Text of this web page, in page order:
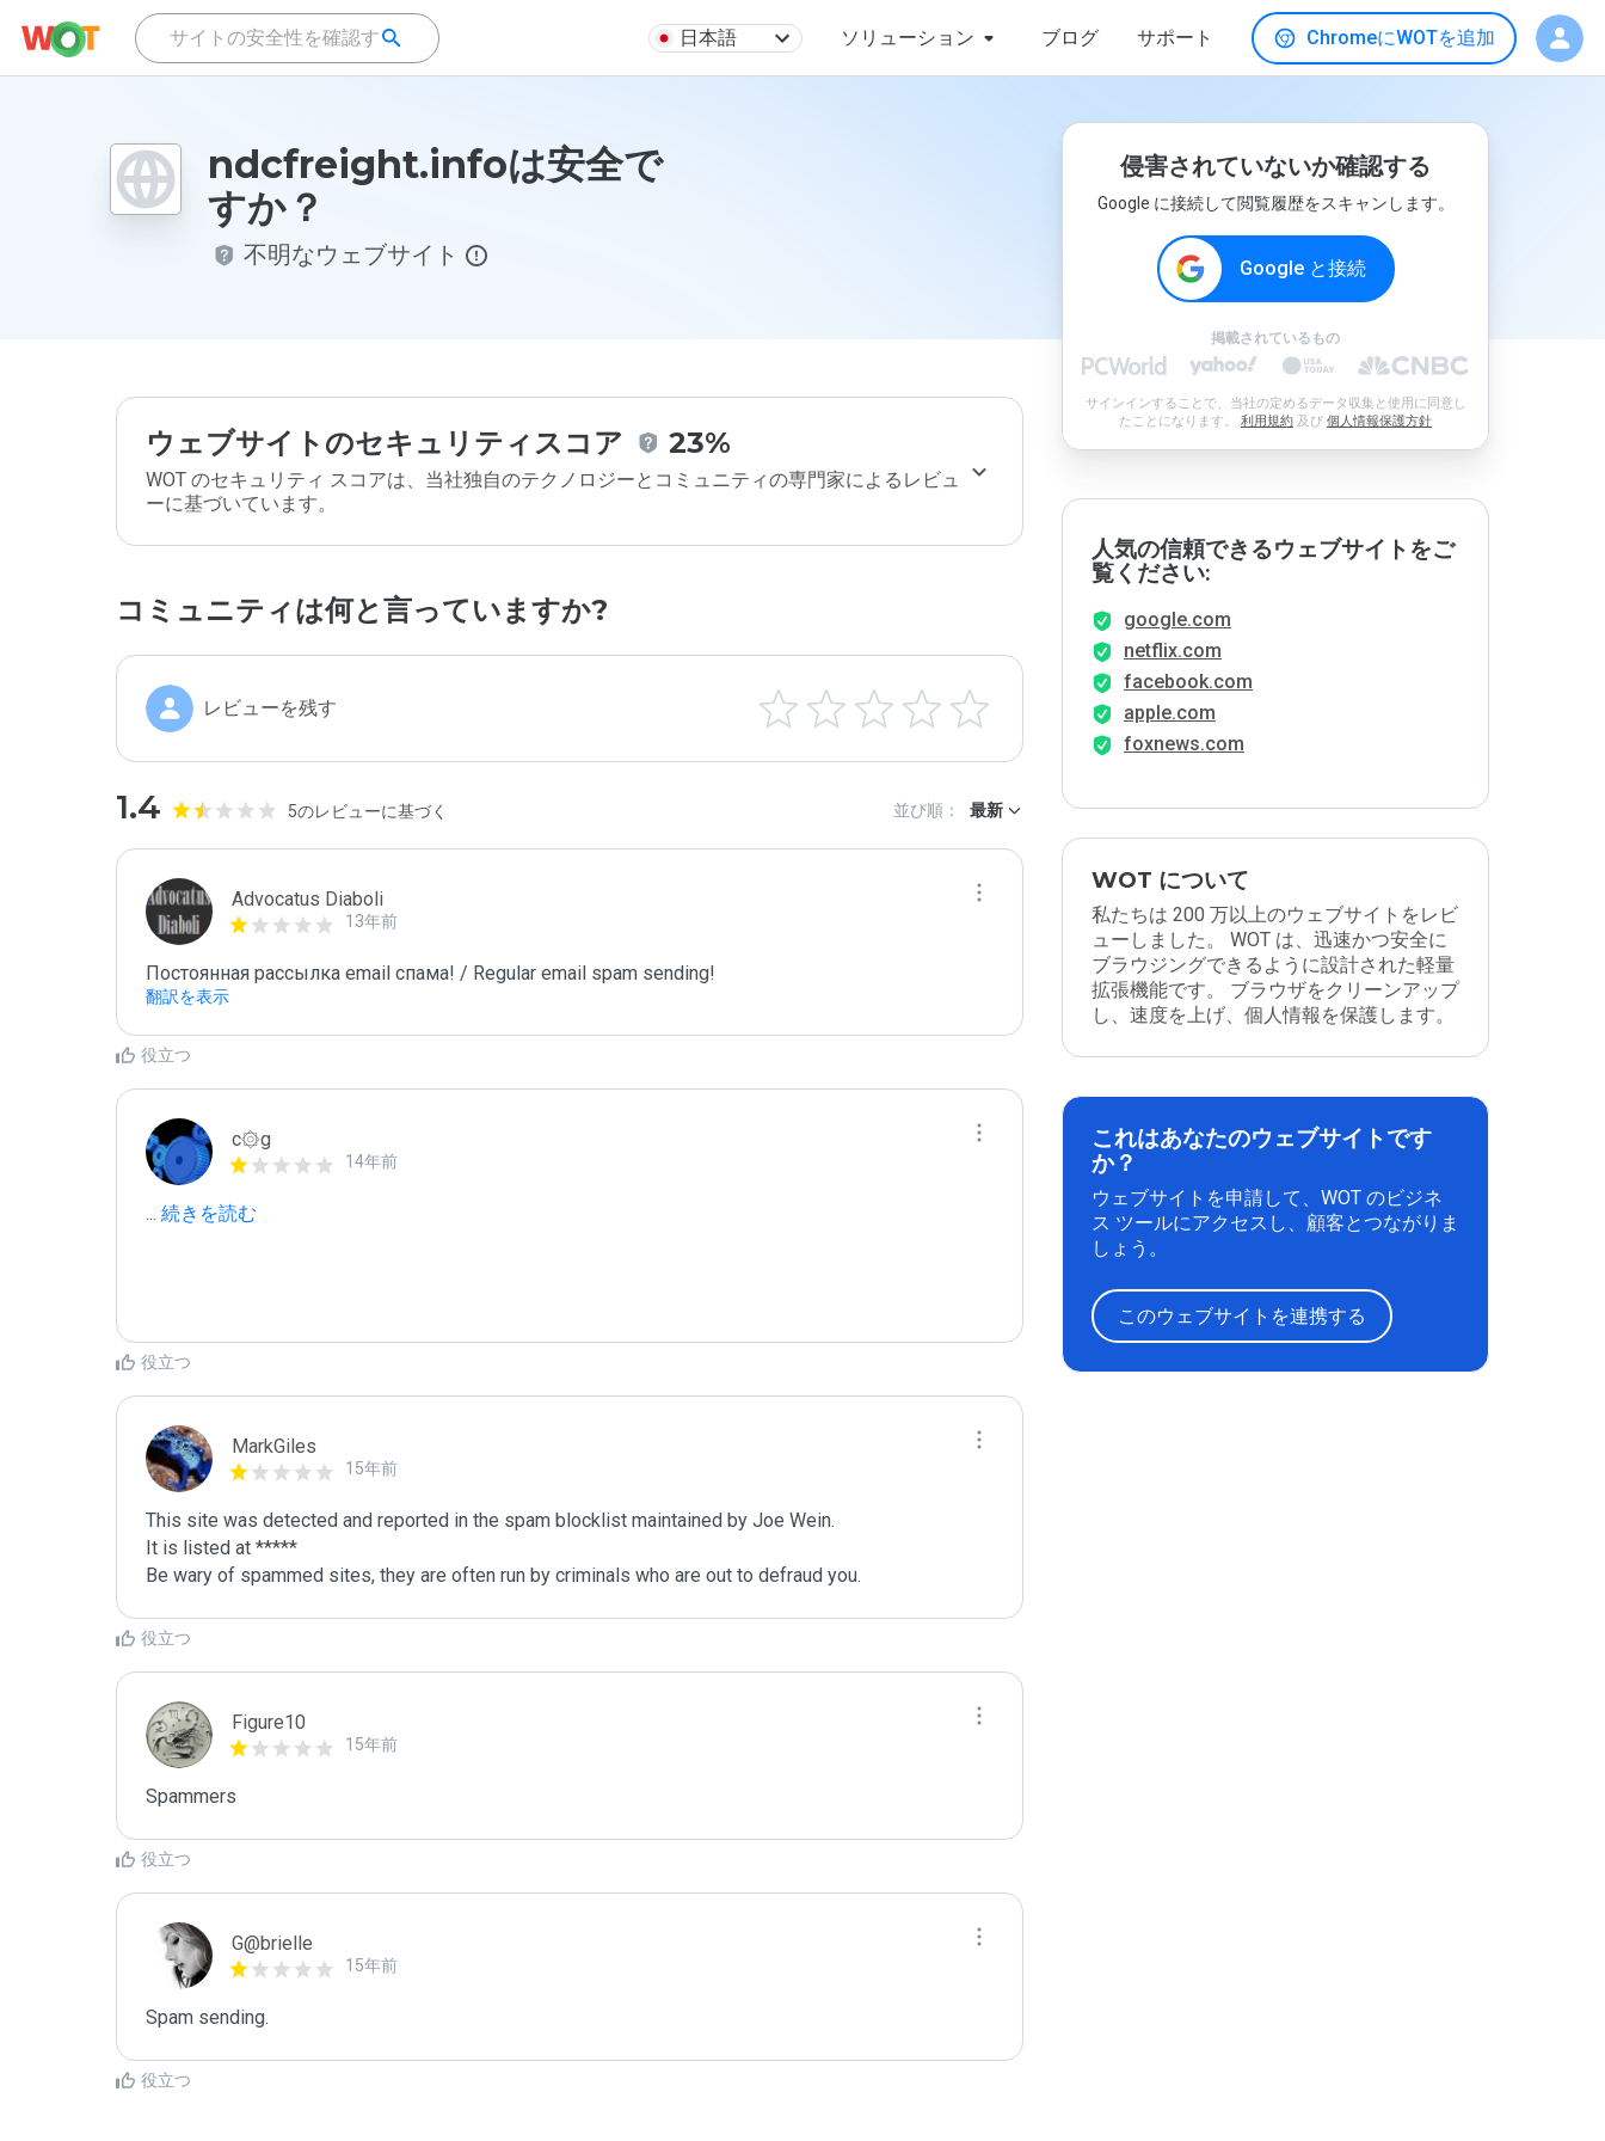
日本語 ソリューション ブログ サポート ChromeにWOTを追加
ndcfreight.infoは安全で
すか？
不明なウェブサイト
ウェブサイトのセキュリティスコア 23%
WOT のセキュリティ スコアは、当社独自のテクノロジーとコミュニティの専門家によるレビュ
ーに基づいています。
コミュニティは何と言っていますか?
レビューを残す
1.4 5のレビューに基づく 並び順： 最新
Advocatus Diaboli
13年前
Постоянная рассылка email спама! / Regular email spam sending!
翻訳を表示
役立つ
c۞g
14年前
... 続きを読む
役立つ
MarkGiles
15年前
This site was detected and reported in the spam blocklist maintained by Joe Wein.
It is listed at *****
Be wary of spammed sites, they are often run by criminals who are out to defraud you.
役立つ
Figure10
15年前
Spammers
役立つ
G@brielle
15年前
Spam sending.
役立つ
侵害されていないか確認する
Google に接続して閲覧履歴をスキャンします。
Google と接続
掲載されているもの
サインインすることで、当社の定めるデータ収集と使用に同意し
たことになります。 利用規約 及び 個人情報保護方針
人気の信頼できるウェブサイトをご
覧ください:
google.com
netflix.com
facebook.com
apple.com
foxnews.com
WOT について
私たちは 200 万以上のウェブサイトをレビ
ューしました。 WOT は、迅速かつ安全に
ブラウジングできるように設計された軽量
拡張機能です。 ブラウザをクリーンアップ
し、速度を上げ、個人情報を保護します。
これはあなたのウェブサイトです
か？
ウェブサイトを申請して、WOT のビジネ
ス ツールにアクセスし、顧客とつながりま
しょう。
このウェブサイトを連携する